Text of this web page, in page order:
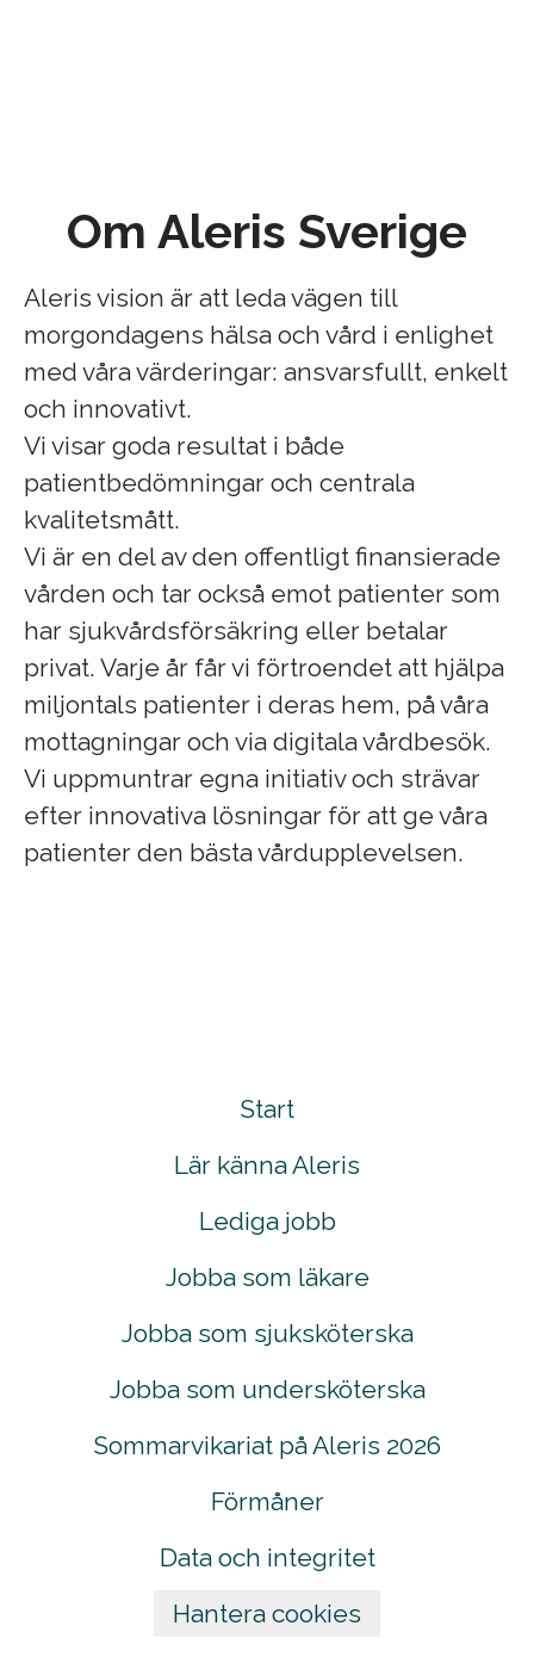
Om Aleris Sverige
Aleris vision är att leda vägen till
morgondagens hälsa och vård i enlighet
med våra värderingar: ansvarsfullt, enkelt
och innovativt.
Vi visar goda resultat i både
patientbedömningar och centrala
kvalitetsmått.
Vi är en del av den offentligt finansierade
vården och tar också emot patienter som
har sjukvårdsförsäkring eller betalar
privat. Varje år får vi förtroendet att hjälpa
miljontals patienter i deras hem, på våra
mottagningar och via digitala vårdbesök.
Vi uppmuntrar egna initiativ och strävar
efter innovativa lösningar för att ge våra
patienter den bästa vårdupplevelsen.
Start
Lär känna Aleris
Lediga jobb
Jobba som läkare
Jobba som sjuksköterska
Jobba som undersköterska
Sommarvikariat på Aleris 2026
Förmåner
Data och integritet
Hantera cookies